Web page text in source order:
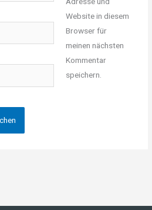
Website in diesem
Browser für
meinen nächsten
Kommentar
speichern.